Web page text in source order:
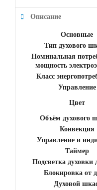
Описание
Основные
Тип духового
Номинальная
мощность
Класс
Управление
Цвет
Объём духового
Конвекция
Управление и
Таймер
Подсветка духовки
Блокировка от
Духовой